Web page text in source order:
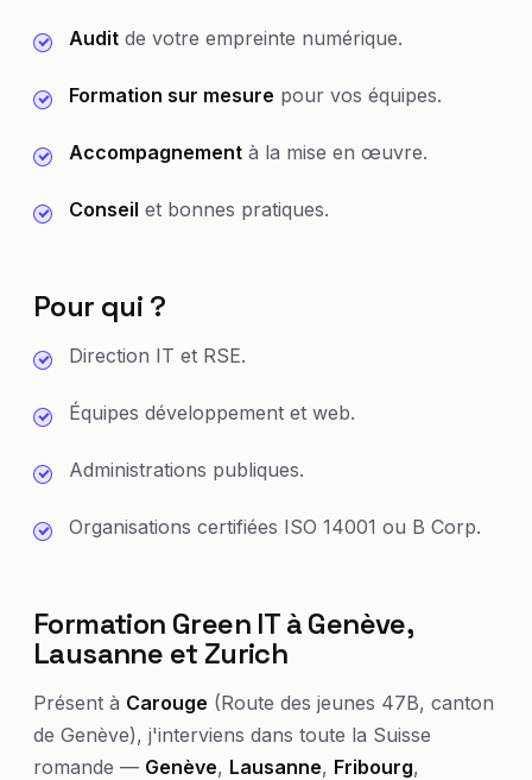
Audit de votre empreinte numérique.
Formation sur mesure pour vos équipes.
Accompagnement à la mise en œuvre.
Conseil et bonnes pratiques.
Pour qui ?
Direction IT et RSE.
Équipes développement et web.
Administrations publiques.
Organisations certifiées ISO 14001 ou B Corp.
Formation Green IT à Genève,
Lausanne et Zurich
Présent à Carouge (Route des jeunes 47B, canton
de Genève), j'interviens dans toute la Suisse
romande — Genève, Lausanne, Fribourg,